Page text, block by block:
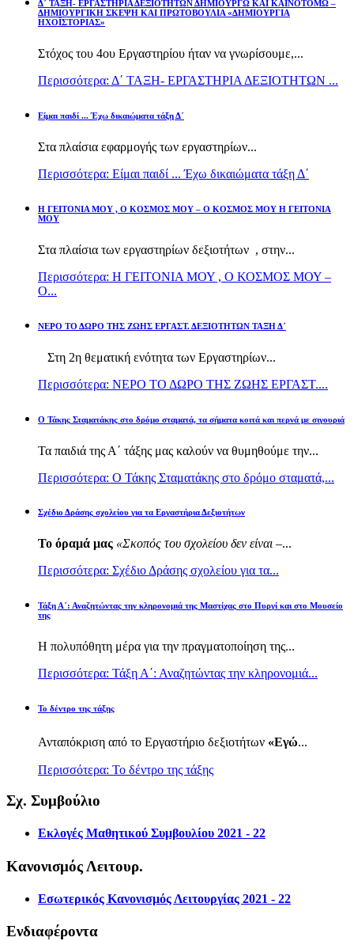
Δ΄ ΤΑΞΗ- ΕΡΓΑΣΤΗΡΙΑ ΔΕΞΙΟΤΗΤΩΝ ΔΗΜΙΟΥΡΓΩ ΚΑΙ ΚΑΙΝΟΤΟΜΩ –
ΔΗΜΙΟΥΡΓΙΚΗ ΣΚΕΨΗ ΚΑΙ ΠΡΩΤΟΒΟΥΛΙΑ «ΔΗΜΙΟΥΡΓΙΑ
ΗΧΟΪΣΤΟΡΙΑΣ»
Στόχος του 4ου Εργαστηρίου ήταν να γνωρίσουμε,...
Περισσότερα: Δ΄ ΤΑΞΗ- ΕΡΓΑΣΤΗΡΙΑ ΔΕΞΙΟΤΗΤΩΝ ...
Είμαι παιδί ... Έχω δικαιώματα τάξη Δ΄
Στα πλαίσια εφαρμογής των εργαστηρίων...
Περισσότερα: Είμαι παιδί ... Έχω δικαιώματα τάξη Δ΄
Η ΓΕΙΤΟΝΙΑ ΜΟΥ , Ο ΚΟΣΜΟΣ ΜΟΥ – Ο ΚΟΣΜΟΣ ΜΟΥ Η ΓΕΙΤΟΝΙΑ
ΜΟΥ
Στα πλαίσια των εργαστηρίων δεξιοτήτων , στην...
Περισσότερα: Η ΓΕΙΤΟΝΙΑ ΜΟΥ , Ο ΚΟΣΜΟΣ ΜΟΥ –
Ο...
ΝΕΡΟ ΤΟ ΔΩΡΟ ΤΗΣ ΖΩΗΣ ΕΡΓΑΣΤ. ΔΕΞΙΟΤΗΤΩΝ ΤΑΞΗ Δ΄
Στη 2η θεματική ενότητα των Εργαστηρίων...
Περισσότερα: ΝΕΡΟ ΤΟ ΔΩΡΟ ΤΗΣ ΖΩΗΣ ΕΡΓΑΣΤ....
Ο Τάκης Σταματάκης στο δρόμο σταματά, τα σήματα κοιτά και περνά με σιγουριά
Τα παιδιά της Α΄ τάξης μας καλούν να θυμηθούμε την...
Περισσότερα: Ο Τάκης Σταματάκης στο δρόμο σταματά,...
Σχέδιο Δράσης σχολείου για τα Εργαστήρια Δεξιοτήτων
Το όραμά μας «Σκοπός του σχολείου δεν είναι –...
Περισσότερα: Σχέδιο Δράσης σχολείου για τα...
Τάξη Α΄: Αναζητώντας την κληρονομιά της Μαστίχας στο Πυργί και στο Μουσείο
της
Η πολυπόθητη μέρα για την πραγματοποίηση της...
Περισσότερα: Τάξη Α΄: Αναζητώντας την κληρονομιά...
Το δέντρο της τάξης
Ανταπόκριση από το Εργαστήριο δεξιοτήτων «Εγώ...
Περισσότερα: Το δέντρο της τάξης
Σχ. Συμβούλιο
Εκλογές Μαθητικού Συμβουλίου 2021 - 22
Κανονισμός Λειτουρ.
Εσωτερικός Κανονισμός Λειτουργίας 2021 - 22
Ενδιαφέροντα